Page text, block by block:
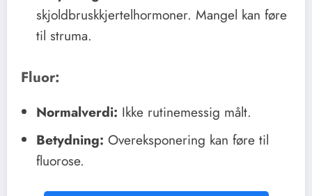
skjoldbruskkjertelhormoner. Mangel kan føre
til struma.
Fluor:
Normalverdi: Ikke rutinemessig målt.
Betydning: Overeksponering kan føre til
fluorose.